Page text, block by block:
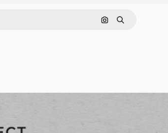
Cerca per immagine
Ricerca